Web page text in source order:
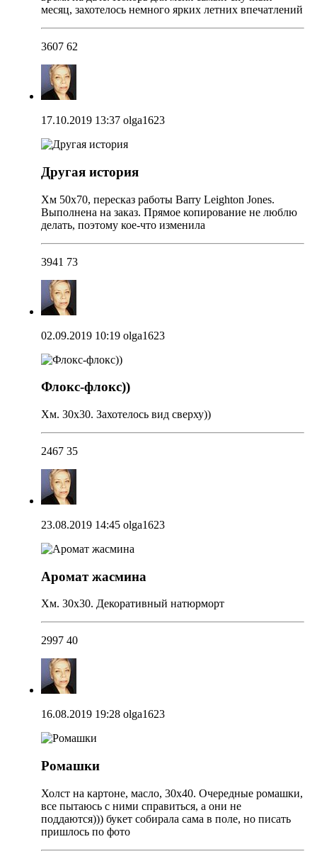
месяц, захотелось немного ярких летних впечатлений
3607 62
17.10.2019 13:37 olga1623
Другая история
Хм 50х70, пересказ работы Barry Leighton Jones.
Выполнена на заказ. Прямое копирование не люблю
делать, поэтому кое-что изменила
3941 73
02.09.2019 10:19 olga1623
Флокс-флокс))
Хм. 30х30. Захотелось вид сверху))
2467 35
23.08.2019 14:45 olga1623
Аромат жасмина
Хм. 30х30. Декоративный натюрморт
2997 40
16.08.2019 19:28 olga1623
Ромашки
Холст на картоне, масло, 30х40. Очередные ромашки,
все пытаюсь с ними справиться, а они не
поддаются))) букет собирала сама в поле, но писать
пришлось по фото